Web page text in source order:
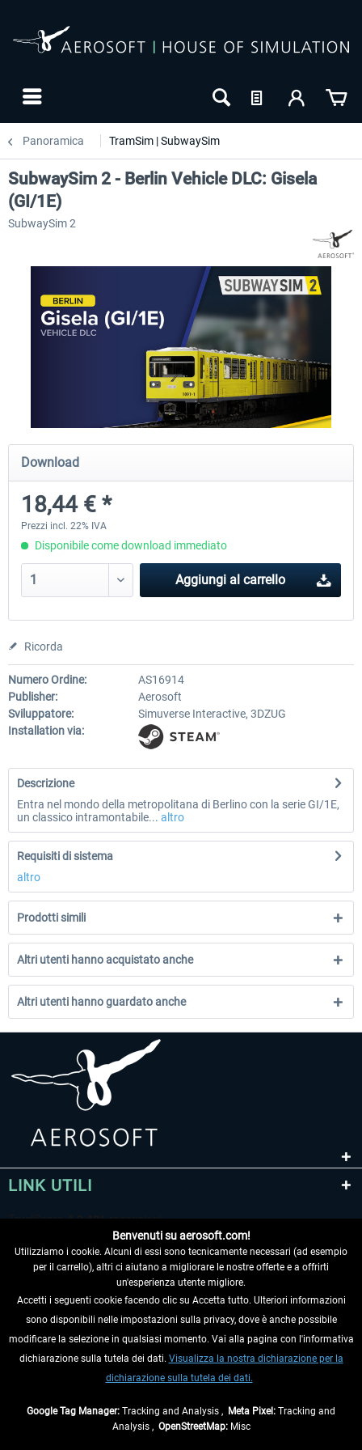
Panoramica TramSim | SubwaySim
SubwaySim 2 - Berlin Vehicle DLC:
Gisela (GI/1E)
SubwaySim 2
SubwaySim 2 - Berlin Vehicle DLC: Gisela
(GI/1E)
SubwaySim 2
Download
18,44 € *
Prezzi incl. 22% IVA
Disponibile come download immediato
Aggiungi al carrello
Ricorda
Numero Ordine:
AS16914
Publisher:
Aerosoft
Sviluppatore:
Simuverse Interactive, 3DZUG
Installation via:
Descrizione
Entra nel mondo della metropolitana di Berlino con la serie GI/1E,
un classico intramontabile... altro
Requisiti di sistema
altro
Prodotti simili
Altri utenti hanno acquistato anche
Altri utenti hanno guardato anche
LINK UTILI
RECEDERE DAL CONTRATTO
INFORMAZIONI
Benvenuti su aerosoft.com!
Utilizziamo i cookie. Alcuni di essi sono tecnicamente necessari (ad esempio
per il carrello), altri ci aiutano a migliorare le nostre offerte e a offrirti
un'esperienza utente migliore.
Accetti i seguenti cookie facendo clic su Accetta tutto. Ulteriori informazioni
sono disponibili nelle impostazioni sulla privacy, dove è anche possibile
modificare la selezione in qualsiasi momento. Vai alla pagina con l'informativa
dichiarazione sulla tutela dei dati. Visualizza la nostra dichiarazione per la
dichiarazione sulla tutela dei dati.
Google Tag Manager: Tracking and Analysis , Meta Pixel: Tracking and
Analysis , OpenStreetMap:Misc